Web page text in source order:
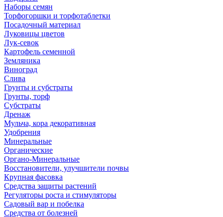
Наборы семян
Торфогоршки и торфотаблетки
Посадочный материал
Луковицы цветов
Лук-севок
Картофель семенной
Земляника
Виноград
Слива
Грунты и субстраты
Грунты, торф
Субстраты
Дренаж
Мульча, кора декоративная
Удобрения
Минеральные
Органические
Органо-Минеральные
Восстановители, улучшители почвы
Крупная фасовка
Средства защиты растений
Регуляторы роста и стимуляторы
Садовый вар и побелка
Средства от болезней